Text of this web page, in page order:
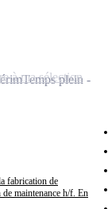
fabrication de
maintenance h/f. En
Temps plein
à ma sélection